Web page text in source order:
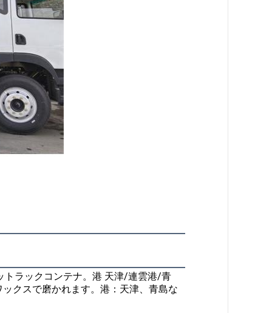
トラックコンテナ。港 天津/連雲港/青
クスで磨かれます。港：天津、青島な